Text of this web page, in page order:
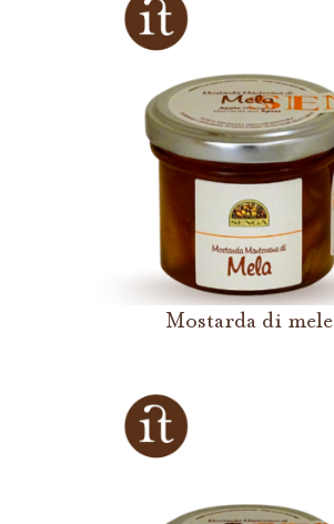
Mostarda di mele